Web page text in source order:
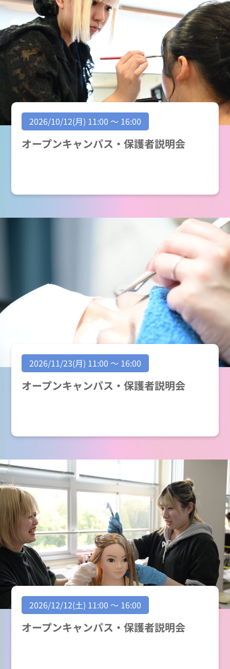
2026/10/12(月) 11:00 ～ 16:00
オープンキャンパス・保護者説明会
2026/11/23(月) 11:00 ～ 16:00
オープンキャンパス・保護者説明会
2026/12/12(土) 11:00 ～ 16:00
オープンキャンパス・保護者説明会